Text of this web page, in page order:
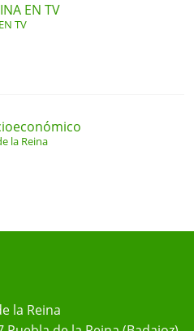
EN TV
TV
la Reina
la Reina